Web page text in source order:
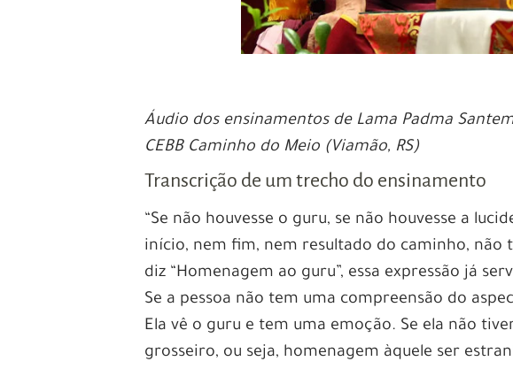
Áudio dos ensinamentos de Lama Padma
CEBB Caminho do Meio (Viamão, RS)
Transcrição de um trecho do ensinamento
“Se não houvesse o guru, se não houvesse a
início, nem fim, nem resultado do caminho, não
diz “Homenagem ao guru”, essa expressão já
Se a pessoa não tem uma compreensão do
Ela vê o guru e tem uma emoção. Se ela não
grosseiro, ou seja, homenagem àquele ser